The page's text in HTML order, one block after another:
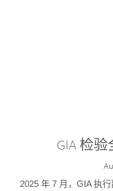
GIA 检
2025 年 7 月，GIA 执